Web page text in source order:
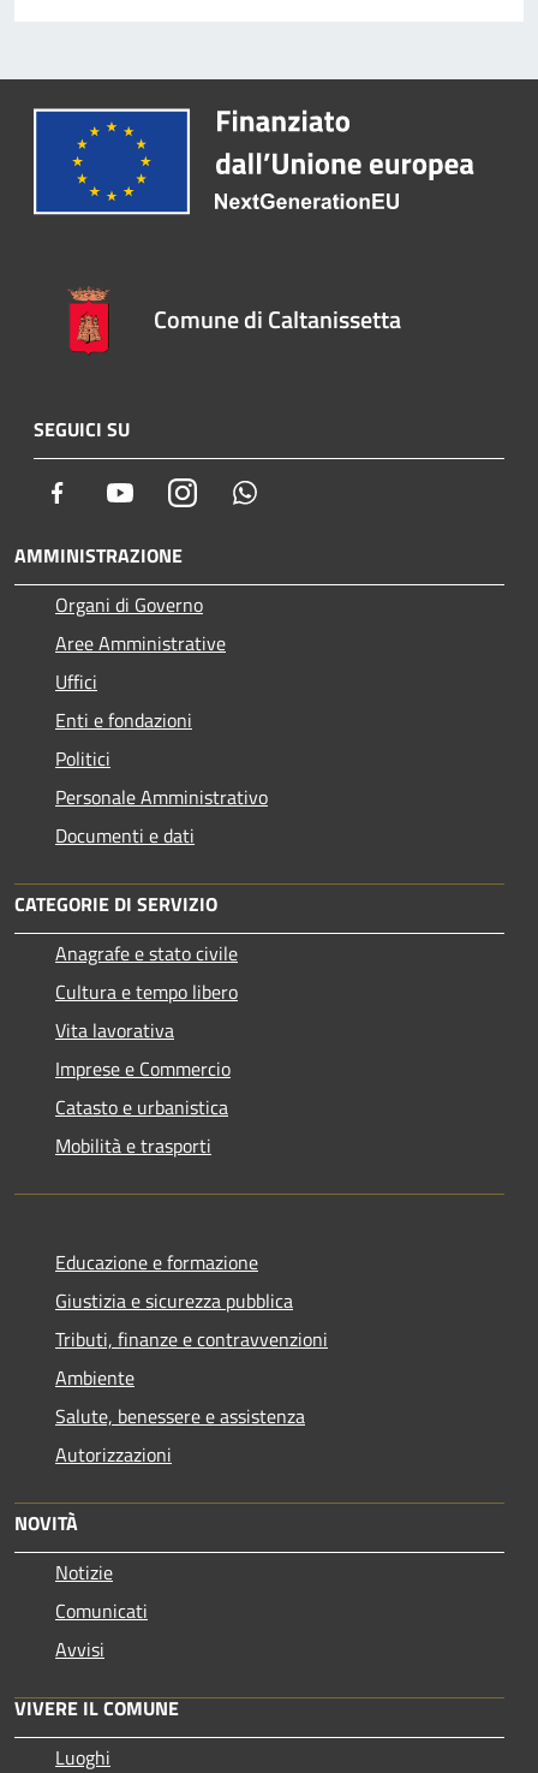
Comune di Caltanissetta
SEGUICI SU
Facebook YoutubeInstagram
AMMINISTRAZIONE
Organi di Governo
Aree Amministrative
Uffici
Enti e fondazioni
Politici
Personale Amministrativo
Documenti e dati
CATEGORIE DI SERVIZIO
Anagrafe e stato civile
Cultura e tempo libero
Vita lavorativa
Imprese e Commercio
Catasto e urbanistica
Mobilità e trasporti
Educazione e formazione
Giustizia e sicurezza pubblica
Tributi, finanze e contravvenzioni
Ambiente
Salute, benessere e assistenza
Autorizzazioni
NOVITÀ
Notizie
Comunicati
Avvisi
VIVERE IL COMUNE
Luoghi